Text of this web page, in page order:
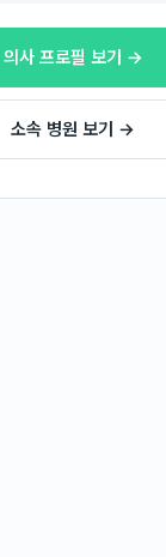
의사 프로필 보기 →
소속 병원 보기 →